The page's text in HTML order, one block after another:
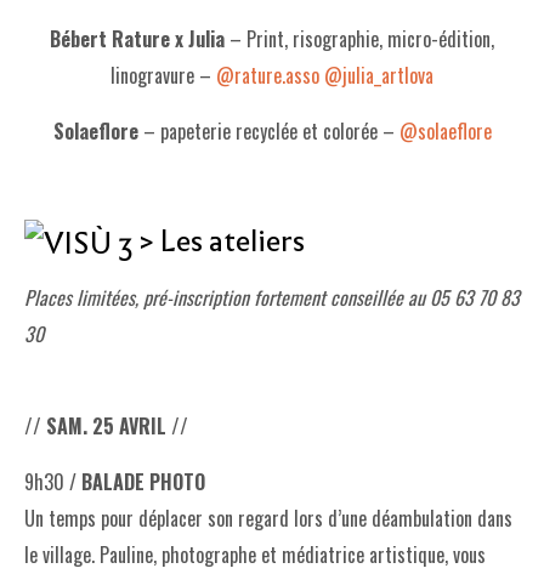
Bébert Rature x Julia – Print, risographie, micro-édition,
linogravure – @rature.asso @julia_artlova
Solaeflore– papeterie recyclée et colorée – @solaeflore
> Les ateliers
Places limitées, pré-inscription fortement conseillée au 05 63 70 83
30
// SAM. 25 AVRIL //
9h30 / BALADE PHOTO
Un temps pour déplacer son regard lors d’une déambulation dans
le village. Pauline, photographe et médiatrice artistique, vous